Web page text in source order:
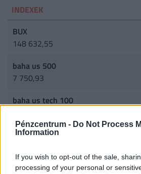
Pénzcentrum - Do Not Process
Information
If you wish to opt-out of the sale,
processing of your personal or
INDEXEK
BUX
148 632,55
baha us 500
7 750,93
baha us tech 100
baha germany 40
baha japan 225